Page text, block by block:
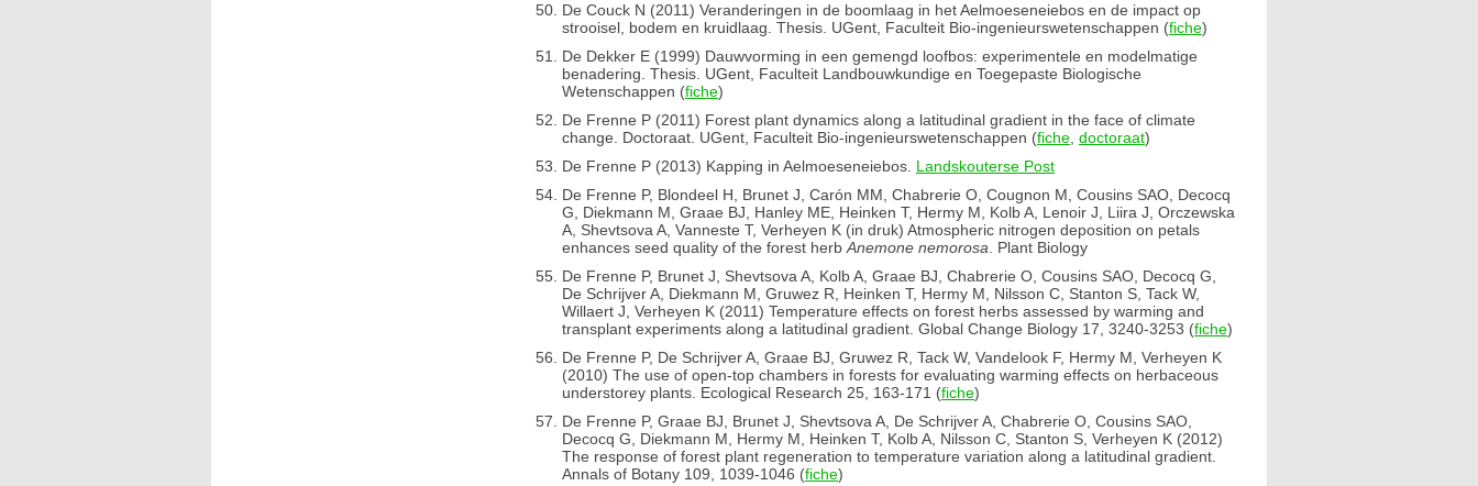
De Couck N (2011) Veranderingen in de boomlaag in het Aelmoeseneiebos en de impact op
strooisel, bodem en kruidlaag. Thesis. UGent, Faculteit Bio-ingenieurswetenschappen (fiche)
De Dekker E (1999) Dauwvorming in een gemengd loofbos: experimentele en modelmatige
benadering. Thesis. UGent, Faculteit Landbouwkundige en Toegepaste Biologische
Wetenschappen (fiche)
De Frenne P (2011) Forest plant dynamics along a latitudinal gradient in the face of climate
change. Doctoraat. UGent, Faculteit Bio-ingenieurswetenschappen (fiche, doctoraat)
De Frenne P (2013) Kapping in Aelmoeseneiebos. Landskouterse Post
De Frenne P, Blondeel H, Brunet J, Carón MM, Chabrerie O, Cougnon M, Cousins SAO, Decocq
G, Diekmann M, Graae BJ, Hanley ME, Heinken T, Hermy M, Kolb A, Lenoir J, Liira J, Orczewska
A, Shevtsova A, Vanneste T, Verheyen K (in druk) Atmospheric nitrogen deposition on petals
enhances seed quality of the forest herbAnemone nemorosa. Plant Biology
De Frenne P, Brunet J, Shevtsova A, Kolb A, Graae BJ, Chabrerie O, Cousins SAO, Decocq G,
De Schrijver A, Diekmann M, Gruwez R, Heinken T, Hermy M, Nilsson C, Stanton S, Tack W,
Willaert J, Verheyen K (2011) Temperature effects on forest herbs assessed by warming and
transplant experiments along a latitudinal gradient. Global Change Biology 17, 3240-3253 (fiche)
De Frenne P, De Schrijver A, Graae BJ, Gruwez R, Tack W, Vandelook F, Hermy M, Verheyen K
(2010) The use of open-top chambers in forests for evaluating warming effects on herbaceous
understorey plants. Ecological Research 25, 163-171 (fiche)
De Frenne P, Graae BJ, Brunet J, Shevtsova A, De Schrijver A, Chabrerie O, Cousins SAO,
Decocq G, Diekmann M, Hermy M, Heinken T, Kolb A, Nilsson C, Stanton S, Verheyen K (2012)
The response of forest plant regeneration to temperature variation along a latitudinal gradient.
Annals of Botany 109, 1039-1046 (fiche)